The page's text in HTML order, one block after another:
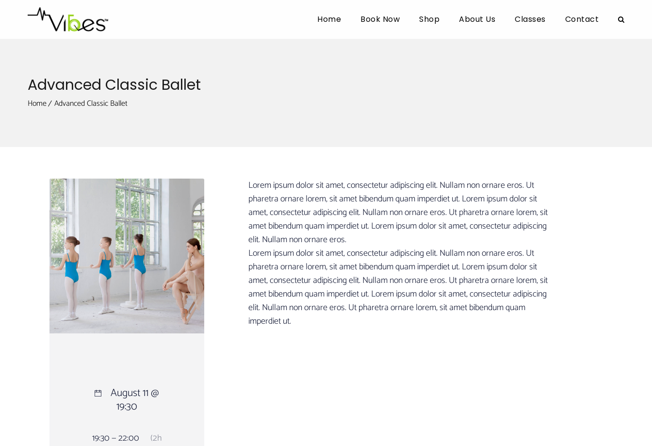
Home Book Now Shop About Us Classes Contact
Advanced Classic Ballet
Home Advanced Classic Ballet
Lorem ipsum dolor sit amet, consectetur adipiscing elit. Nullam non ornare eros. Ut
pharetra ornare lorem, sit amet bibendum quam imperdiet ut. Lorem ipsum dolor sit
amet, consectetur adipiscing elit. Nullam non ornare eros. Ut pharetra ornare lorem, sit
amet bibendum quam imperdiet ut. Lorem ipsum dolor sit amet, consectetur adipiscing
elit. Nullam non ornare eros.
Lorem ipsum dolor sit amet, consectetur adipiscing elit. Nullam non ornare eros. Ut
pharetra ornare lorem, sit amet bibendum quam imperdiet ut. Lorem ipsum dolor sit
amet, consectetur adipiscing elit. Nullam non ornare eros. Ut pharetra ornare lorem, sit
amet bibendum quam imperdiet ut. Lorem ipsum dolor sit amet, consectetur adipiscing
elit. Nullam non ornare eros. Ut pharetra ornare lorem, sit amet bibendum quam
imperdiet ut.
August 11 @
19:30
19:30 — 22:00
(2h